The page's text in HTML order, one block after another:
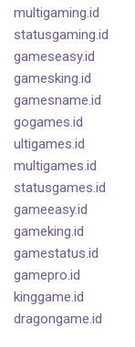
multigaming.id
statusgaming.id
gameseasy.id
gamesking.id
gamesname.id
gogames.id
ultigames.id
multigames.id
statusgames.id
gameeasy.id
gameking.id
gamestatus.id
gamepro.id
kinggame.id
dragongame.id